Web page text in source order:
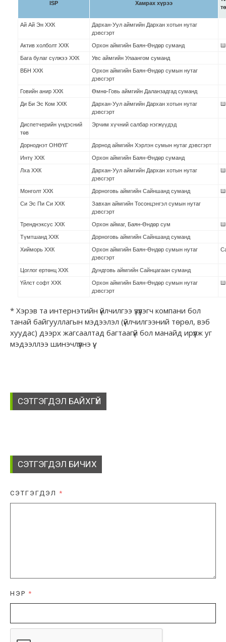
ISP Хамрах хүрээ
Ай Ай Эн ХХК
Дархан-Уул аймгийн Дархан хотын нутаг
дэвсгэрт
Актив холболт ХХК Орхон аймгийн Баян-Өндөр суманд
Бага булаг сүлжээ ХХК Увс аймгийн Улаангом суманд
ВБН ХХК
Орхон аймгийн Баян-Өндөр сумын нутаг
дэвсгэрт
Говийн анир ХХК Өмнө-Говь аймгийн Даланзадгад суманд
Ди Би Эс Ком ХХК
Дархан-Уул аймгийн Дархан хотын нутаг
дэвсгэрт
Диспетчерийн үндэсний
төв
Эрчим хүчний салбар нэгжүүдэд
Дорноднэт ОНӨҮГ Дорнод аймгийн Хэрлэн сумын нутаг дэвсгэрт
Интү ХХК Орхон аймгийн Баян-Өндөр суманд
Лха ХХК
Дархан-Уул аймгийн Дархан хотын нутаг
дэвсгэрт
Монголт ХХК Дорноговь аймгийн Сайншанд суманд
Си Эс Пи Си ХХК
Завхан аймгийн Тосонцэнгэл сумын нутаг
дэвсгэрт
Тренднэксус ХХК Орхон аймаг, Баян-Өндөр сум
Түмтшанд ХХК Дорноговь аймгийн Сайншанд суманд
Хийморь ХХК
Орхон аймгийн Баян-Өндөр сумын нутаг
дэвсгэрт
Цоглог ертөнц ХХК Дундговь аймгийн Сайнцагаан суманд
Үйлст софт ХХК
Орхон аймгийн Баян-Өндөр сумын нутаг
дэвсгэрт
* Хэрэв та интернэтийн үйлчилгээ үзүүлэгч компани бол
танай байгууллагын мэдээлэл (үйлчилгээний төрөл, вэб
хуудас) дээрх жагсаалтад багтаагүй бол манайд ирүүлж уг
мэдээллээ шинэчлүүлнэ үү.
СЭТГЭГДЭЛ БАЙХГҮЙ
СЭТГЭГДЭЛ БИЧИХ
СЭТГЭГДЭЛ *
НЭР *